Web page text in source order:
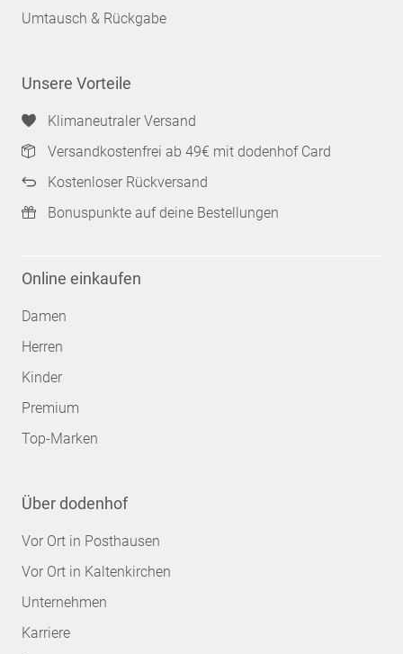
Umtausch & Rückgabe
Unsere Vorteile
Klimaneutraler Versand
Versandkostenfrei ab 49€ mit dodenhof Card
Kostenloser Rückversand
Bonuspunkte auf deine Bestellungen
Online einkaufen
Damen
Herren
Kinder
Premium
Top-Marken
Über dodenhof
Vor Ort in Posthausen
Vor Ort in Kaltenkirchen
Unternehmen
Karriere